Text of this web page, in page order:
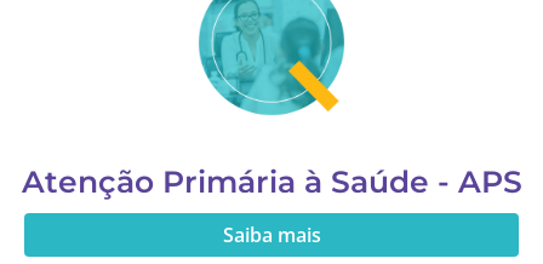
Atenção Primária à Saúde - APS
Saiba mais